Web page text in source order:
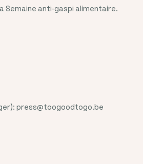
Semaine anti-gaspi alimentaire.
press@toogoodtogo.be